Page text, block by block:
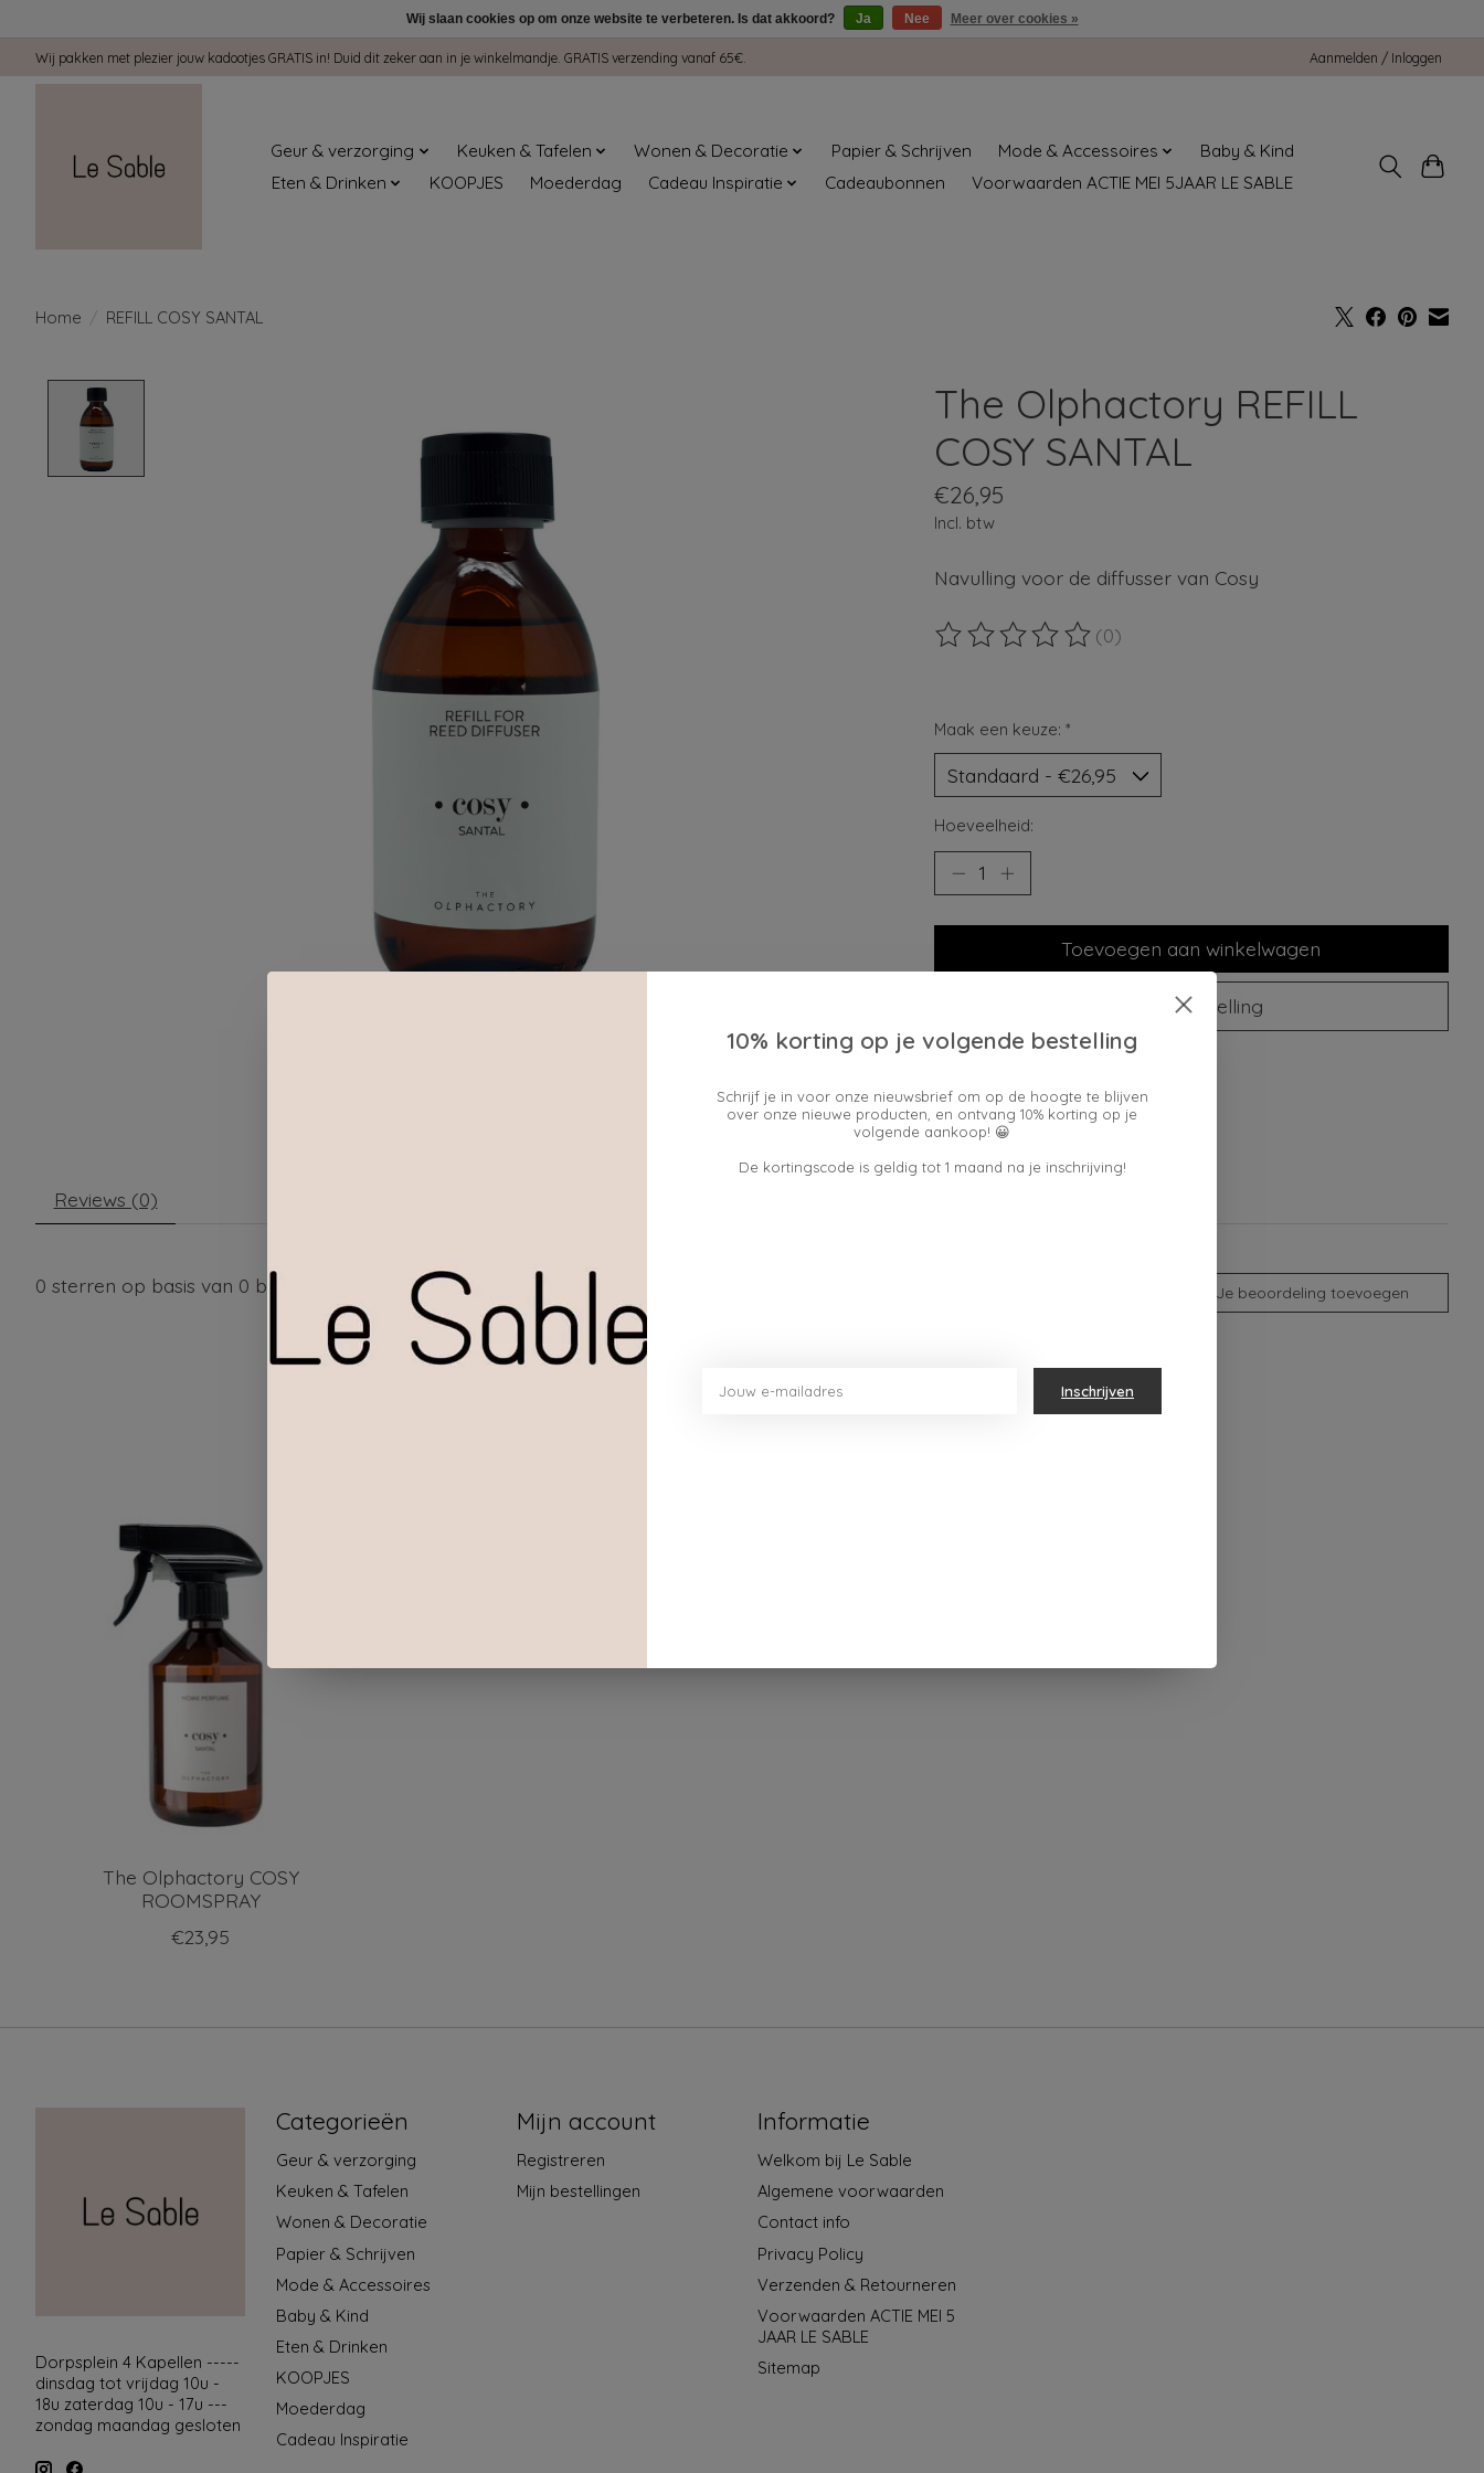
Wij pakken met plezier jouw kadootjes GRATIS in! Duid dit zeker aan in je winkelmandje. GRATIS verzending vanaf 65€. Aanmelden / Inloggen
Geur & verzorging Keuken & Tafelen Wonen & Decoratie Papier & Schrijven Mode & Accessoires
Baby & Kind
Eten & Drinken
KOOPJES Moederdag Cadeau Inspiratie Cadeaubonnen Voorwaarden ACTIE MEI 5JAAR LE SABLE
Home / REFILL COSY SANTAL
The Olphactory REFILL
COSY SANTAL
€26,95
Incl. btw
Navulling voor de diffusser van Cosy
De beoordeling van dit product is
(0)
Maak een keuze: *
Hoeveelheid:
Toevoegen aan winkelwagen
Plaats bestelling
Toevoegen om te vergelijken
Reviews (0)
0 sterren op basis van 0 beoordelingen Je beoordeling toevoegen
Items van productcarrousel
The Olphactory COSY
ROOMSPRAY
€23,95
Dorpsplein 4 Kapellen -----
dinsdag tot vrijdag 10u -
18u zaterdag 10u - 17u ---
zondag maandag gesloten
Categorieën
Geur & verzorging
Keuken & Tafelen
Wonen & Decoratie
Papier & Schrijven
Mode & Accessoires
Baby & Kind
Eten & Drinken
KOOPJES
Moederdag
Cadeau Inspiratie
Mijn account
Registreren
Mijn bestellingen
Informatie
Welkom bij Le Sable
Algemene voorwaarden
Contact info
Privacy Policy
Verzenden & Retourneren
Voorwaarden ACTIE MEI 5
JAAR LE SABLE
Sitemap
Wij slaan cookies op om onze website te verbeteren. Is dat akkoord? Ja Nee Meer over cookies »
10% korting op je volgende bestelling
Schrijf je in voor onze nieuwsbrief om op de hoogte te blijven
over onze nieuwe producten, en ontvang 10% korting op je
volgende aankoop! 😀
De kortingscode is geldig tot 1 maand na je inschrijving!
Inschrijven